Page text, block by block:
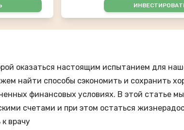
оказаться настоящим испытанием для
найти способы сэкономить и сохранить
финансовых условиях. В этой статье
счетами и при этом остаться
врачу